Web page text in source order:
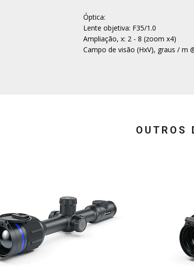
Óptica:
Lente objetiva: F35/1.0
Ampliação, x: 2 - 8 (zoom x4)
Campo de visão (HxV), graus / m
OUTROS